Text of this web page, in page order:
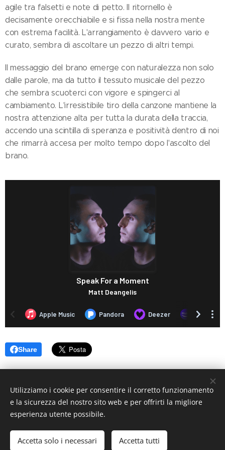
agile tra falsetti e note di petto. Il ritornello è
decisamente orecchiabile e si fissa nella nostra mente
con estrema facilità. L'arrangiamento è davvero vario e
curato, sembra di ascoltare un pezzo di altri tempi.
Il messaggio del brano emerge con naturalezza non solo
dalle parole, ma da tutto il tessuto musicale del pezzo
che sembra scuoterci con vigore e spingerci al
cambiamento. L'irresistibile tiro della canzone mantiene la
nostra attenzione alta per tutta la durata della traccia,
accendo una scintilla di speranza e positività dentro di noi
che rimarrà accesa per molto tempo dopo l'ascolto del
brano.
Share
© 2019 www.artistionline.tv
Email: info@artistionline.tv Tel.3925001708 P.IVA 02838250351
Cookies
Utilizziamo i cookie per consentire il corretto funzionamento
e la sicurezza del nostro sito web e per offrirti la migliore
esperienza utente possibile.
Accetta solo i necessari Accetta tutti